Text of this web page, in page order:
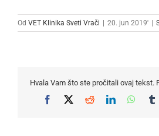
Od VET Klinika Sveti Vrači | 20. jun 2019' |
Hvala Vam što ste pročitali ovaj tekst.
Facebook
X RedditLinkedIn